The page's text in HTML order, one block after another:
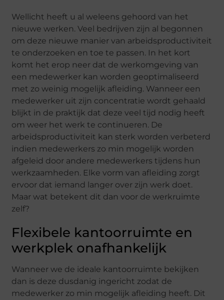
Wellicht heeft u al weleens gehoord van het
nieuwe werken. Veel bedrijven zijn al begonnen
om deze nieuwe manier van arbeidsproductiviteit
te onderzoeken en toe te passen. In het kort
komt het erop neer dat de werkomgeving van
een medewerker kan worden geoptimaliseerd
met zo weinig mogelijk afleiding. Wanneer een
medewerker uit zijn concentratie wordt gehaald
blijkt in de praktijk dat deze veel tijd nodig heeft
om weer het werk te continueren. De
arbeidsproductiviteit kan sterk worden verbeterd
indien medewerkers zo min mogelijk worden
afgeleid door andere medewerkers tijdens hun
werkzaamheden. Elke vorm van afleiding zorgt
ervoor dat iemand langer over zijn werk doet.
Maar wat betekent dit dan voor de werkruimte
zelf?
Flexibele kantoorruimte en
werkplek onafhankelijk
Wanneer we de ideale kantoorruimte bekijken
dan is deze dusdanig ingericht zodat de
medewerker zo min mogelijk afleiding heeft. Dit